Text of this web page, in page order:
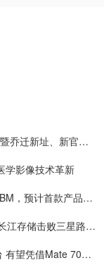
三重焕新，启航未来——Pivotal中文品牌发布暨乔迁新址、新官网上线
学影像技术革新
手机也要上HBM芯片？三星计划推出移动版HBM，预计首款产品2028年上市
国产首款DDR5内存问世！价格战开启，复制长江存储击败三星路径！
华为手机回归第一年：全年销量或超4000万台 有望凭借Mate 70在高端市场击败苹果